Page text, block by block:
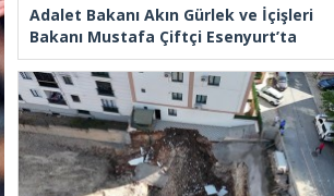
Adalet Bakanı Akın Gürlek ve İçişleri
Bakanı Mustafa Çiftçi Esenyurt’ta